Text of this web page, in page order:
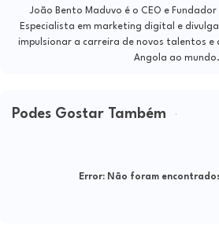
João Bento Maduvo é o CEO e
Especialista em marketing digital e
impulsionar a carreira de novos talentos e
Angola ao mundo.
Podes Gostar Também
Error: Não foram